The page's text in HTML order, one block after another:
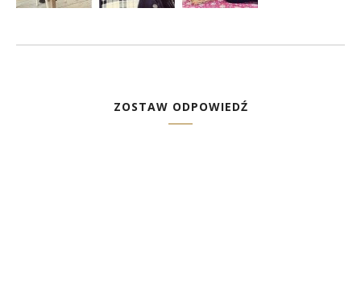
ZOSTAW ODPOWIEDŹ